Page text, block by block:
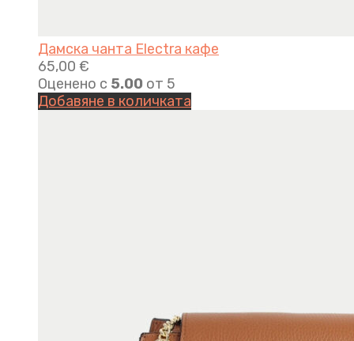
Дамска чанта Electra кафе
65,00 €
Оценено с 5.00 от 5
Добавяне в количката